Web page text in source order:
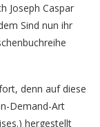
Joseph Caspar
Sind nun ihr
denn auf diese
Demand-Art
hergestellt